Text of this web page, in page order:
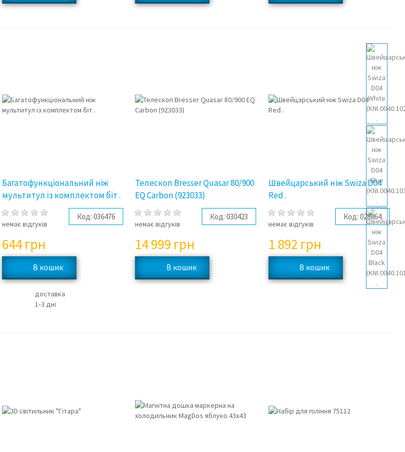
Багатофункціональний ніж
мультитул із комплектом біт .
немає відгуків
Код: 036476
644 грн
доставка
1‑3 дні
Телескоп Bresser Quasar 80/900
EQ Carbon (923033)
немає відгуків
Код: 030423
14 999 грн
Швейцарський ніж Swiza D04
Red .
немає відгуків
Код: 028664
1 892 грн